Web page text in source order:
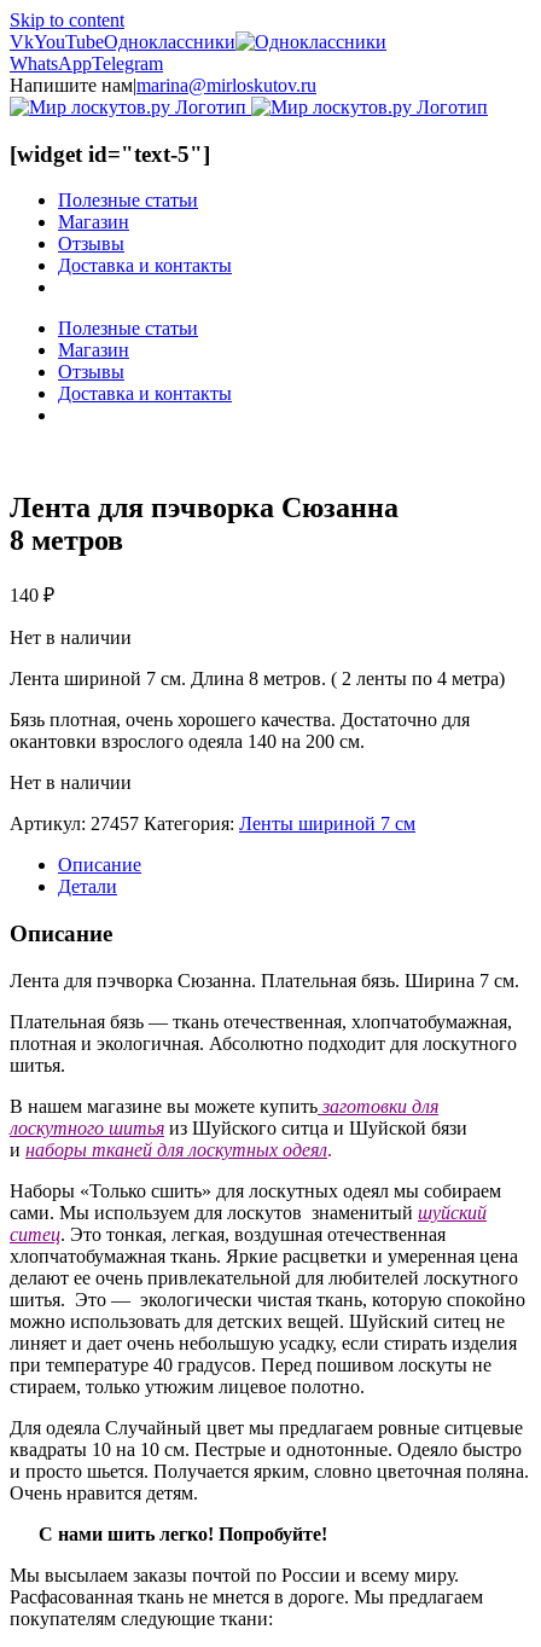
Skip to content
VkYouTubeОдноклассники
WhatsAppTelegram
Напишите нам|marina@mirloskutov.ru
[widget id="text-5"]
Полезные статьи
Магазин
Отзывы
Доставка и контакты
Полезные статьи
Магазин
Отзывы
Доставка и контакты
Лента для пэчворка Сюзанна
8 метров
140 ₽
Нет в наличии
Лента шириной 7 см. Длина 8 метров. ( 2 ленты по 4 метра)
Бязь плотная, очень хорошего качества. Достаточно для
окантовки взрослого одеяла 140 на 200 см.
Нет в наличии
Артикул: 27457 Категория: Ленты шириной 7 см
Описание
Детали
Описание
Лента для пэчворка Сюзанна. Плательная бязь. Ширина 7 см.
Плательная бязь — ткань отечественная, хлопчатобумажная,
плотная и экологичная. Абсолютно подходит для лоскутного
шитья.
В нашем магазине вы можете купитьзаготовки для
лоскутного шитья из Шуйского ситца и Шуйской бязи
и наборы тканей для лоскутных одеял.
Наборы «Только сшить» для лоскутных одеял мы собираем
сами. Мы используем для лоскутов знаменитый шуйский
ситец. Это тонкая, легкая, воздушная отечественная
хлопчатобумажная ткань. Яркие расцветки и умеренная цена
делают ее очень привлекательной для любителей лоскутного
шитья. Это — экологически чистая ткань, которую спокойно
можно использовать для детских вещей. Шуйский ситец не
линяет и дает очень небольшую усадку, если стирать изделия
при температуре 40 градусов. Перед пошивом лоскуты не
стираем, только утюжим лицевое полотно.
Для одеяла Случайный цвет мы предлагаем ровные ситцевые
квадраты 10 на 10 см. Пестрые и однотонные. Одеяло быстро
и просто шьется. Получается ярким, словно цветочная поляна.
Очень нравится детям.
С нами шить легко! Попробуйте!
Мы высылаем заказы почтой по России и всему миру.
Расфасованная ткань не мнется в дороге. Мы предлагаем
покупателям следующие ткани: